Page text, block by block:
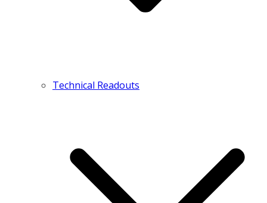
Technical Readouts